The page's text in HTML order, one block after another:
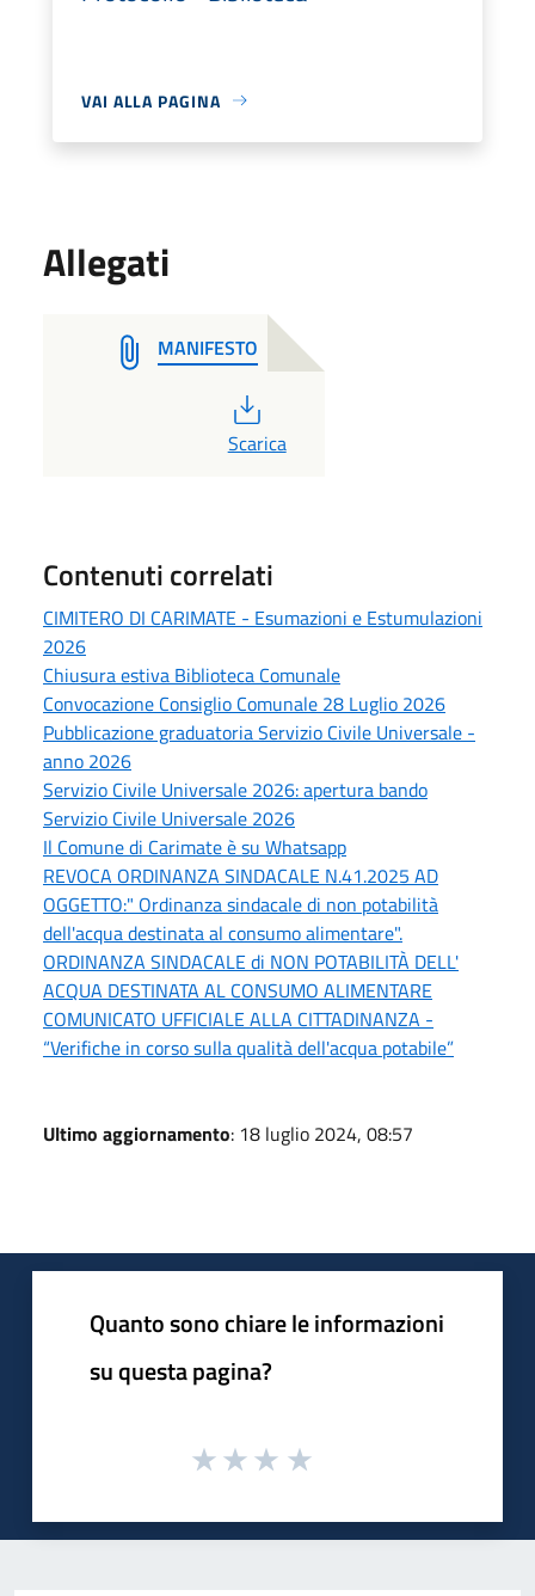
VAI ALLA PAGINA
Allegati
MANIFESTO
PDF
Scarica
Contenuti correlati
CIMITERO DI CARIMATE - Esumazioni e Estumulazioni
2026
Chiusura estiva Biblioteca Comunale
Convocazione Consiglio Comunale 28 Luglio 2026
Pubblicazione graduatoria Servizio Civile Universale -
anno 2026
Servizio Civile Universale 2026: apertura bando
Servizio Civile Universale 2026
Il Comune di Carimate è su Whatsapp
REVOCA ORDINANZA SINDACALE N.41.2025 AD
OGGETTO:" Ordinanza sindacale di non potabilità
dell'acqua destinata al consumo alimentare".
ORDINANZA SINDACALE di NON POTABILITÀ DELL'
ACQUA DESTINATA AL CONSUMO ALIMENTARE
COMUNICATO UFFICIALE ALLA CITTADINANZA -
“Verifiche in corso sulla qualità dell'acqua potabile”
Ultimo aggiornamento: 18 luglio 2024, 08:57
Quanto sono chiare le informazioni
su questa pagina?